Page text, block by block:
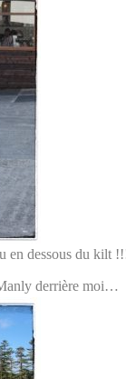
en dessous du kilt
derrière moi…